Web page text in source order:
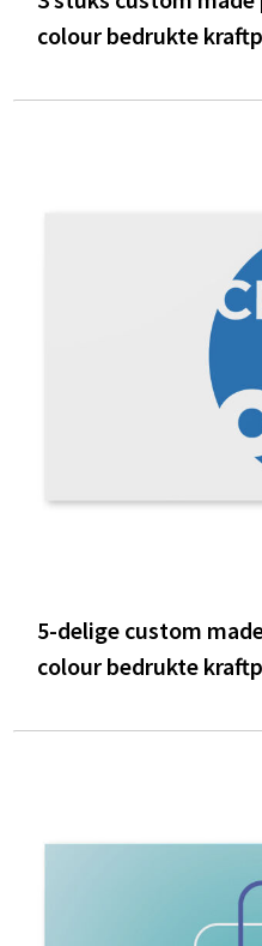
colour bedrukte
5-delige custom
colour bedrukte